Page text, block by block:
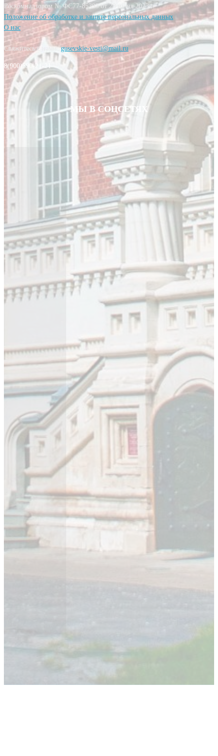
Роскомнадзором № ФС77-85393 от 20 июня 2023 г.
Положение об обработке и защите персональных данных
О нас
Свяжитесь с нами:gusevskie-vesti@mail.ru
8(900)590-21-21
МЫ В СОЦСЕТЯХ